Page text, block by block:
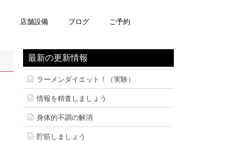
店舗設備 ブログ ご予約
最新の更新情報
ラーメンダイエット！（実験）
情報を精査しましょう
身体的不調の解消
貯筋しましょう